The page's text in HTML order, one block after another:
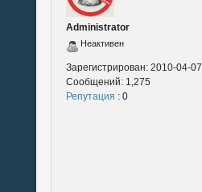
Administrator
Неактивен
Зарегистрирован: 2010-04-07
Сообщений: 1,275
Репутация : 0